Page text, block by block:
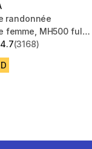
randonnée
femme, MH500 full
4.7
5 stars from 3168
(3168)